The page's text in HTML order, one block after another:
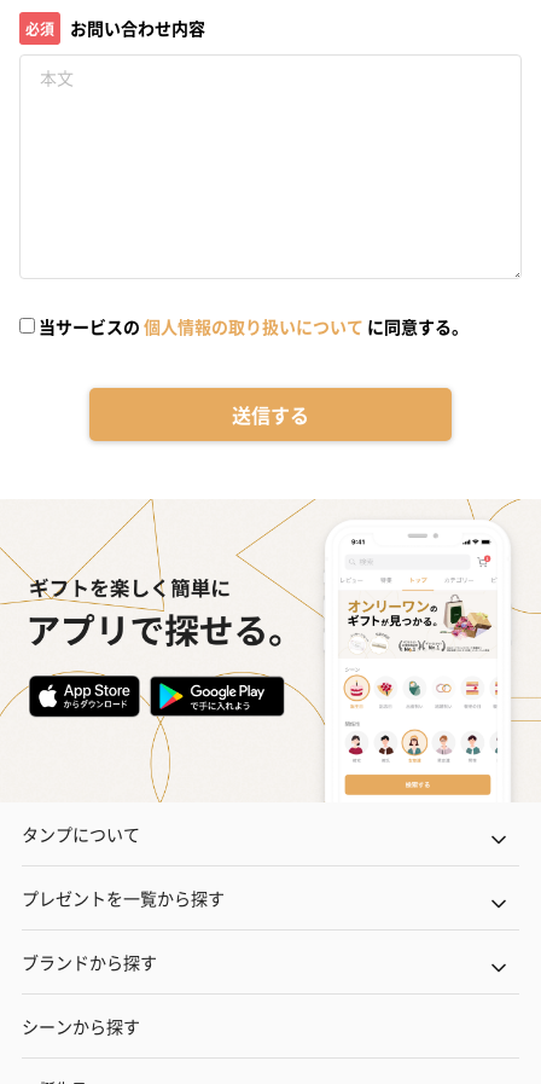
必須 お問い合わせ内容
当サービスの 個人情報の取り扱いについて に同意する。
送信する
タンプについて
プレゼントを一覧から探す
ブランドから探す
シーンから探す